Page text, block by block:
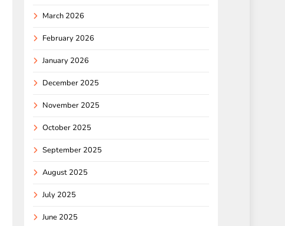
March 2026
February 2026
January 2026
December 2025
November 2025
October 2025
September 2025
August 2025
July 2025
June 2025